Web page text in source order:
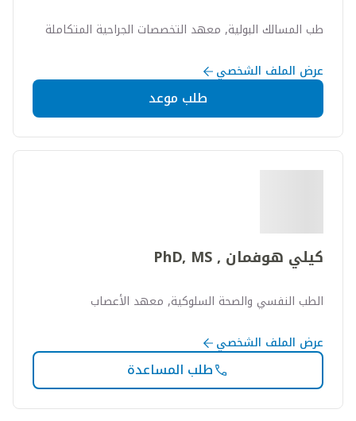
طب المسالك البولية, معهد التخصصات الجراحية المتكاملة
عرض الملف الشخصي
طلب موعد
كيلي هوفمان , PhD, MS
الطب النفسي والصحة السلوكية, معهد الأعصاب
عرض الملف الشخصي
طلب المساعدة